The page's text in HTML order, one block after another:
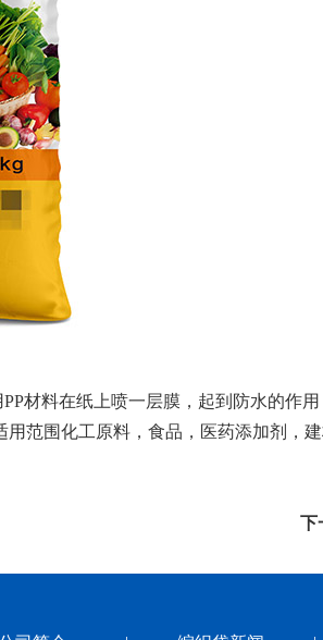
料在纸上喷一层膜，起到防水的作
范围化工原料，食品，医药添加剂，
下